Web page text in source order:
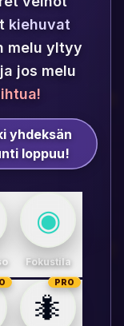
kiehuvat
melu yltyy
jos melu
yhdeksän
loppuu!
◉
Fokustila
🐜
PRO